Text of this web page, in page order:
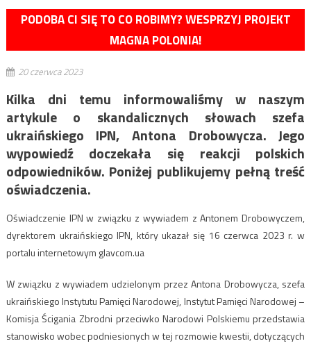
PODOBA CI SIĘ TO CO ROBIMY? WESPRZYJ PROJEKT
MAGNA POLONIA!
20 czerwca 2023
Kilka dni temu informowaliśmy w naszym
artykule o skandalicznych słowach szefa
ukraińskiego IPN, Antona Drobowycza. Jego
wypowiedź doczekała się reakcji polskich
odpowiedników. Poniżej publikujemy pełną treść
oświadczenia.
Oświadczenie IPN w związku z wywiadem z Antonem Drobowyczem,
dyrektorem ukraińskiego IPN, który ukazał się 16 czerwca 2023 r. w
portalu internetowym glavcom.ua
W związku z wywiadem udzielonym przez Antona Drobowycza, szefa
ukraińskiego Instytutu Pamięci Narodowej, Instytut Pamięci Narodowej –
Komisja Ścigania Zbrodni przeciwko Narodowi Polskiemu przedstawia
stanowisko wobec podniesionych w tej rozmowie kwestii, dotyczących